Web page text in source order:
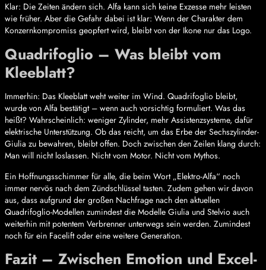
Klar: Die Zeiten ändern sich. Alfa kann sich keine Exzesse mehr leisten
wie früher. Aber die Gefahr dabei ist klar: Wenn der Charakter dem
Konzernkompromiss geopfert wird, bleibt von der Ikone nur das Logo.
Quadrifoglio – Was bleibt vom
Kleeblatt?
Immerhin: Das Kleeblatt weht weiter im Wind. Quadrifoglio bleibt,
wurde von Alfa bestätigt – wenn auch vorsichtig formuliert. Was das
heißt? Wahrscheinlich: weniger Zylinder, mehr Assistenzsysteme, dafür
elektrische Unterstützung. Ob das reicht, um das Erbe der Sechszylinder-
Giulia zu bewahren, bleibt offen. Doch zwischen den Zeilen klang durch:
Man will nicht loslassen. Nicht vom Motor. Nicht vom Mythos.
Ein Hoffnungsschimmer für alle, die beim Wort „Elektro-Alfa“ noch
immer nervös nach dem Zündschlüssel tasten. Zudem gehen wir davon
aus, dass aufgrund der großen Nachfrage nach den aktuellen
Quadrifoglio-Modellen zumindest die Modelle Giulia und Stelvio auch
weiterhin mit potentem Verbrenner unterwegs sein werden. Zumindest
noch für ein Facelift oder eine weitere Generation.
Fazit – Zwischen Emotion und Excel-